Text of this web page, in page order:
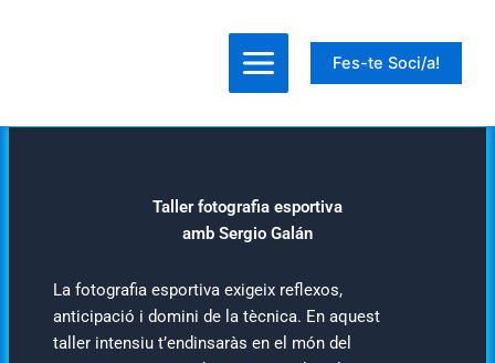
Fes-te Soci/a!
Taller fotografia esportiva
amb Sergio Galán
La fotografia esportiva exigeix reflexos,
anticipació i domini de la tècnica. En aquest
taller intensiu t’endinsaràs en el món del